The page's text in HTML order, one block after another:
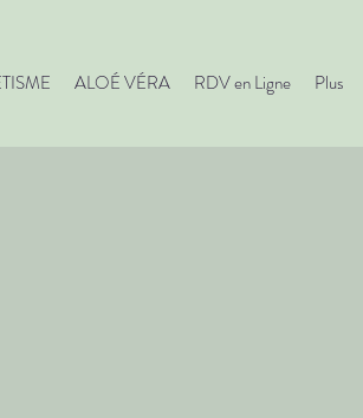
ALOÉ VÉRA RDV en Ligne Plus